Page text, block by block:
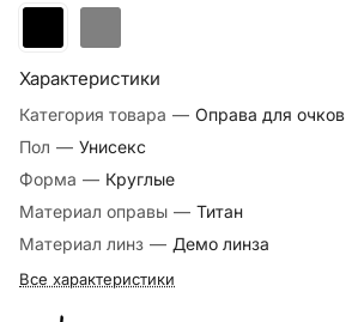
Характеристики
Категория товара — Оправа для очков
Пол — Унисекс
Форма — Круглые
Материал оправы — Титан
Материал линз — Демо линза
Все характеристики